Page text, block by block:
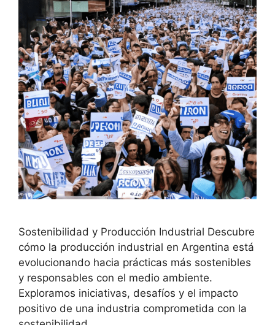
Sostenibilidad y Producción Industrial Descubre
cómo la producción industrial en Argentina está
evolucionando hacia prácticas más sostenibles
y responsables con el medio ambiente.
Exploramos iniciativas, desafíos y el impacto
positivo de una industria comprometida con la